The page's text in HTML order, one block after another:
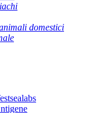
domestici